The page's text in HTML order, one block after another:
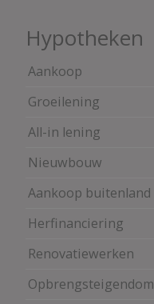
Hypotheken
Aankoop
Groeilening
All-in lening
Nieuwbouw
Aankoop buitenland
Herfinanciering
Renovatiewerken
Opbrengsteigendom